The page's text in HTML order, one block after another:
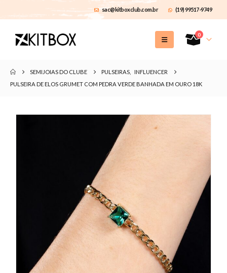
sac@kitboxclub.com.br (19) 99517-9749
0
SEMIJOIAS DO CLUBE PULSEIRAS
INFLUENCER
PULSEIRA DE ELOS GRUMET COM PEDRA VERDE BANHADA EM OURO 18K